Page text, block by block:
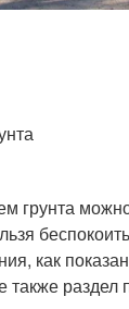
грунта
как
также раздел